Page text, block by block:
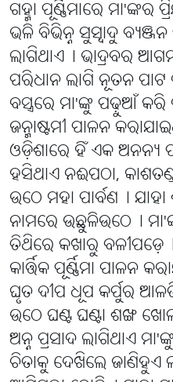
ଗହ୍ମା ପୂର୍ଣ୍ଣିମାରେ
ଭଳି ବିଭିନ୍ନ ସୁସ୍ୱାଦୁ
ଲାଗିଥାଏ୤ ଭାଦ୍ରବର
ପରିଧାନ ଲାଗି ନୂତନ ପାଟ
ବସ୍ତ୍ରରେ ମା'ଙ୍କୁ ପଢ଼ୁଆଁ କରି
ଜନ୍ମାଷ୍ଟମୀ ପାଳନ
ଓଡ଼ିଶାରେ ହିଁ ଏକ ଅନନ୍ୟ
ହସିଥାଏ ନଈପଠା,
ଉଠେ ମହା ପାର୍ବଣ୤ ଯାହା
ନାମରେ ଉଛୁଳିଉଠେ୤
ତିଥିରେ କଖାରୁ
କାର୍ତ୍ତିକ ପୂର୍ଣ୍ଣିମା ପାଳନ
ଘୃତ ଦୀପ ଧୂପ କର୍ପୁର
ଉଠେ ଘଣ୍ଟ ଘଣ୍ଟା ଶଙ୍ଖ
ଅନ୍ନ ପ୍ରସାଦ ଲାଗିଥାଏ
ଚିତାକୁ ଦେଖିଲେ ଜାଣିହୁଏ